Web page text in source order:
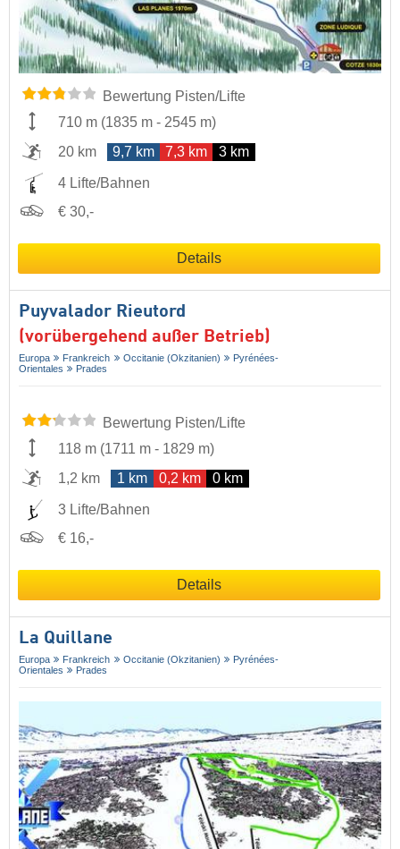
Bewertung Pisten/Lifte
710 m (1835 m - 2545 m)
20 km
9,7 km 7,3 km 3 km
4 Lifte/Bahnen
€ 30,-
Details
Puyvalador Rieutord
(vorübergehend außer Betrieb)
Europa Frankreich Occitanie (Okzitanien)
Pyrénées-
Orientales
Prades
Bewertung Pisten/Lifte
118 m (1711 m - 1829 m)
1,2 km
1 km 0,2 km 0 km
3 Lifte/Bahnen
€ 16,-
Details
La Quillane
Europa Frankreich Occitanie (Okzitanien)
Pyrénées-
Orientales
Prades